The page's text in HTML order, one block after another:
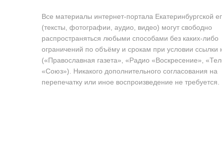
Все материалы интернет-портала Екатеринбургской
(тексты, фотографии, аудио, видео) могут свободно
распространяться любыми способами без каких-либо
ограничений по объёму и срокам при условии ссылки
(«Православная газета», «Радио «Воскресение»,
«Союз»). Никакого дополнительного согласования на
перепечатку или иное воспроизведение не требуется.